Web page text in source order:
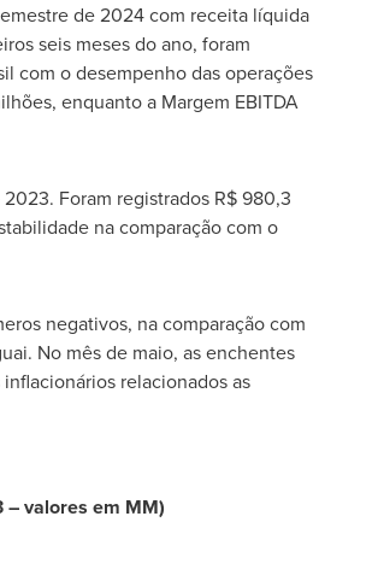
de 2024 com receita líquida
seis meses do ano, foram
com o desempenho das operações
enquanto a Margem EBITDA
Foram registrados R$ 980,3
na comparação com o
negativos, na comparação com
No mês de maio, as enchentes
relacionados as
– valores em MM)